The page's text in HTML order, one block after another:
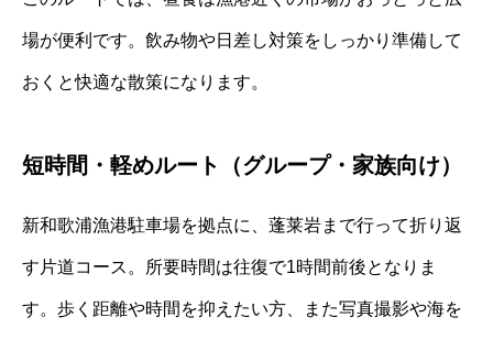
場が便利です。飲み物や日差し対策をしっかり準備して
おくと快適な散策になります。
短時間・軽めルート（グループ・家族向け）
新和歌浦漁港駐車場を拠点に、蓬莱岩まで行って折り返
す片道コース。所要時間は往復で1時間前後となりま
す。歩く距離や時間を抑えたい方、また写真撮影や海を